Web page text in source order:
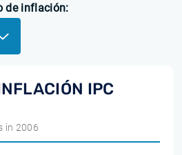
de inflación:
IPC
in 2006